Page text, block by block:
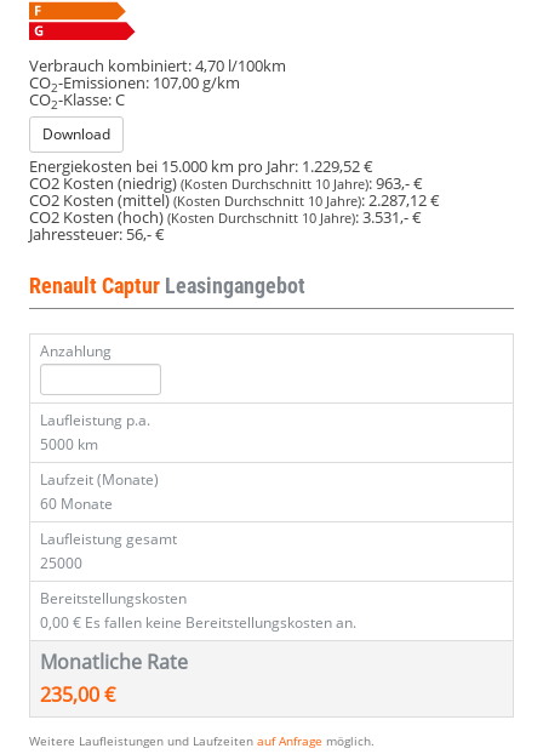
Verbrauch kombiniert:4,70 l/100km
CO2-Emissionen: 107,00 g/km
CO2-Klasse:C
Download
Energiekosten bei 15.000 km pro Jahr: 1.229,52 €
CO2 Kosten (niedrig) (Kosten Durchschnitt 10 Jahre):963,- €
CO2 Kosten (mittel)(Kosten Durchschnitt 10 Jahre):2.287,12 €
CO2 Kosten (hoch) (Kosten Durchschnitt 10 Jahre):3.531,- €
Jahressteuer: 56,- €
Renault Captur Leasingangebot
Anzahlung
Laufleistung p.a.
5000 km
Laufzeit (Monate)
60 Monate
Laufleistung gesamt
25000
Bereitstellungskosten
0,00 € Es fallen keine Bereitstellungskosten an.
Monatliche Rate
235,00 €
Weitere Laufleistungen und Laufzeiten auf Anfrage möglich.